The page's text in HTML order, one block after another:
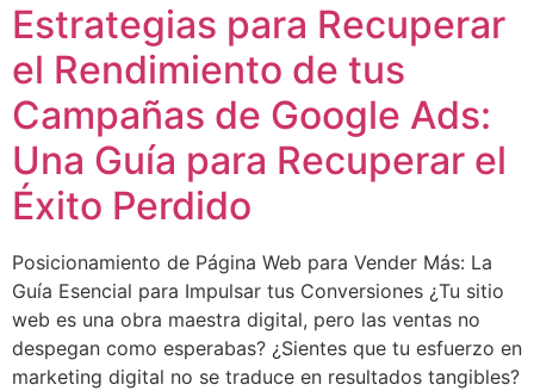
Estrategias para Recuperar
el Rendimiento de tus
Campañas de Google Ads:
Una Guía para Recuperar el
Éxito Perdido
Posicionamiento de Página Web para Vender Más: La
Guía Esencial para Impulsar tus Conversiones ¿Tu sitio
web es una obra maestra digital, pero las ventas no
despegan como esperabas? ¿Sientes que tu esfuerzo en
marketing digital no se traduce en resultados tangibles?